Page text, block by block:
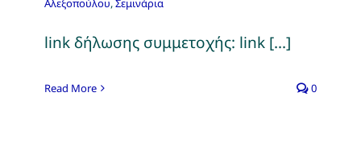
Αλεξοπούλου,Σεμινάρια
link δήλωσης συμμετοχής: link [...]
Read More 0